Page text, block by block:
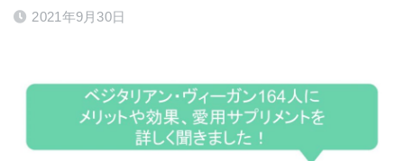
2021年9月30日